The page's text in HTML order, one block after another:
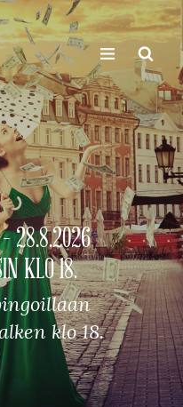
28.8.2026
KLO 18.
klo 18.